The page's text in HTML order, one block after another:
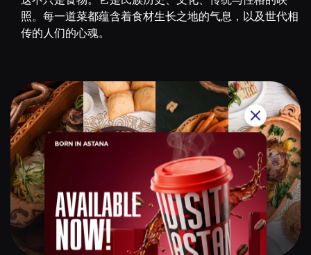
照。每一道菜都蕴含着食材生长之地的气息，以及世代相
传的人们的心魂。
Qazaq Gourmet